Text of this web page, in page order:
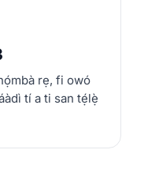
rẹ, fi owó
tí a ti san tẹ́lẹ̀